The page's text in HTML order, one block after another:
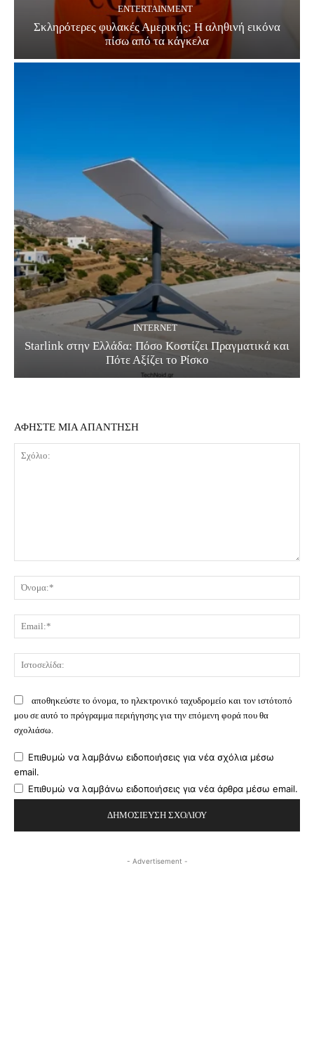
ENTERTAINMENT
Σκληρότερες φυλακές Αμερικής: Η αληθινή εικόνα
πίσω από τα κάγκελα
INTERNET
Starlink στην Ελλάδα: Πόσο Κοστίζει Πραγματικά και
Πότε Αξίζει το Ρίσκο
ΑΦΗΣΤΕ ΜΙΑ ΑΠΑΝΤΗΣΗ
αποθηκεύστε το όνομα, το ηλεκτρονικό ταχυδρομείο και τον ιστότοπό
μου σε αυτό το πρόγραμμα περιήγησης για την επόμενη φορά που θα
σχολιάσω.
Επιθυμώ να λαμβάνω ειδοποιήσεις για νέα σχόλια μέσω
email.
Επιθυμώ να λαμβάνω ειδοποιήσεις για νέα άρθρα μέσω email.
- Advertisement -